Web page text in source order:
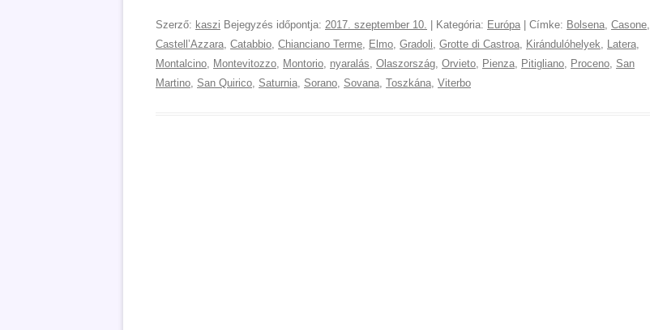
Szerző: kaszi Bejegyzés időpontja: 2017. szeptember 10. | Kategória: Európa | Címke: Bolsena, Casone,
CastellʼAzzara, Catabbio, Chianciano Terme, Elmo, Gradoli, Grotte di Castroa, Kirándulóhelyek, Latera,
Montalcino, Montevitozzo, Montorio, nyaralás, Olaszország, Orvieto, Pienza, Pitigliano, Proceno, San
Martino, San Quirico, Saturnia, Sorano, Sovana, Toszkána, Viterbo